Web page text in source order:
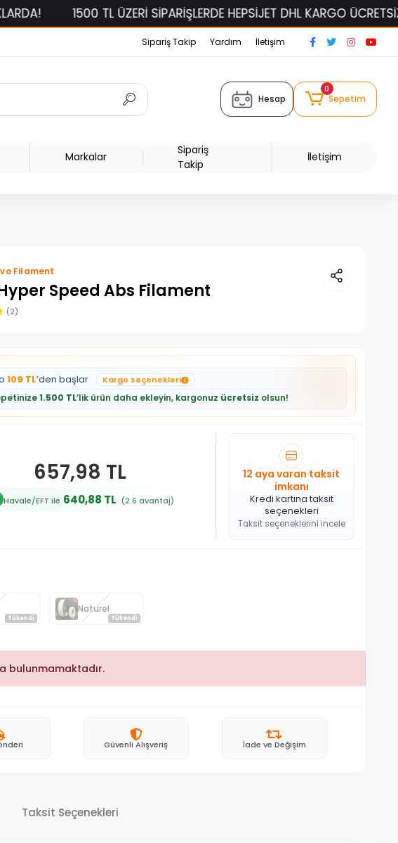
TL ÜZERİ SİPARİŞLERDE HEPSİJET DHL KARGO ÜCRETSİZ! ELAS
Sipariş Takip Yardım İletişim
Hesap
0
Sepetim
Markalar
Sipariş
Takip
İletişim
Filament
Speed Abs Filament
(2)
109 TL’den başlar Kargo seçenekleri
1.500 TL’lik ürün daha ekleyin, kargonuz ücretsiz olsun!
657,98 TL
Havale/EFT ile 640,88 TL (2.6 avantaj)
12 aya varan taksit
imkanı
Kredi kartına taksit
seçenekleri
Taksit seçeneklerini incele
Tükendi
Naturel
Tükendi
bulunmamaktadır.
Güvenli Alışveriş İade ve Değişim
Taksit Seçenekleri